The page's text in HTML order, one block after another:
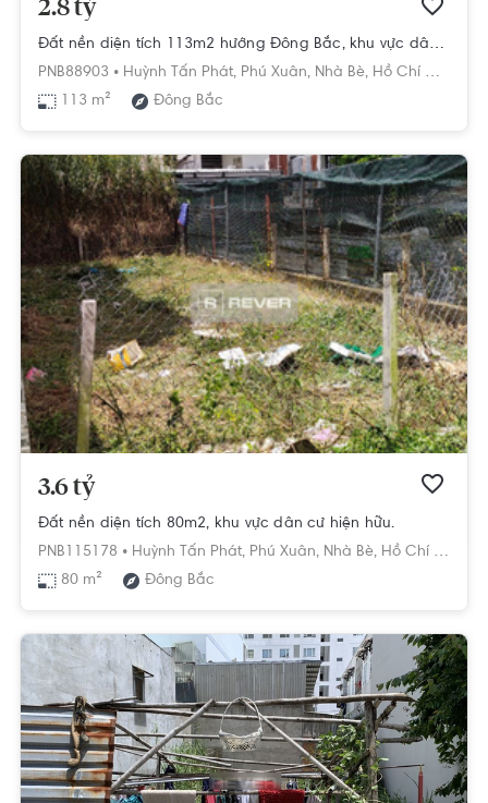
2.8 tỷ
Đất nền diện tích 113m2 hướng Đông Bắc, khu vực dân cư sầm uất.
PNB88903 • Huỳnh Tấn Phát, Phú Xuân, Nhà Bè, Hồ Chí Minh
113 m²
Đông Bắc
3.6 tỷ
Đất nền diện tích 80m2, khu vực dân cư hiện hữu.
PNB115178 • Huỳnh Tấn Phát, Phú Xuân, Nhà Bè, Hồ Chí Minh
80 m²
Đông Bắc